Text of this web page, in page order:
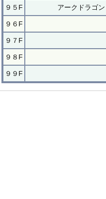
９５F アークドラゴ
９６F
９７F
９８F
９９F